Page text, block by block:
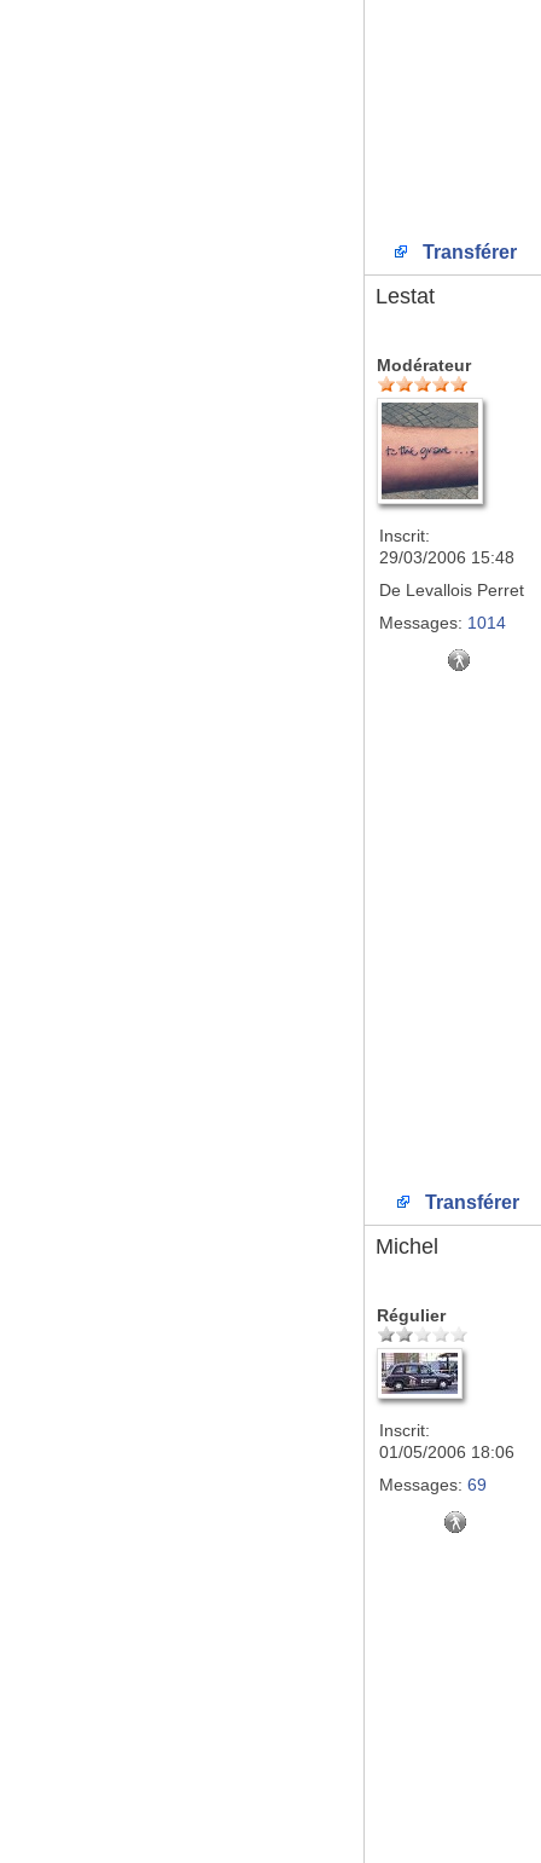
Transférer
Lestat
Modérateur
Inscrit:
29/03/2006 15:48
De Levallois Perret
Messages: 1014
Transférer
Michel
Régulier
Inscrit:
01/05/2006 18:06
Messages: 69